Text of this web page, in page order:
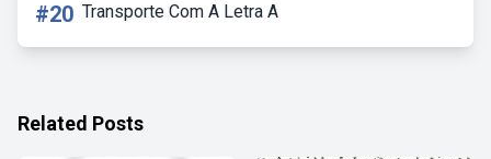
#20 Transporte Com A Letra A
Related Posts